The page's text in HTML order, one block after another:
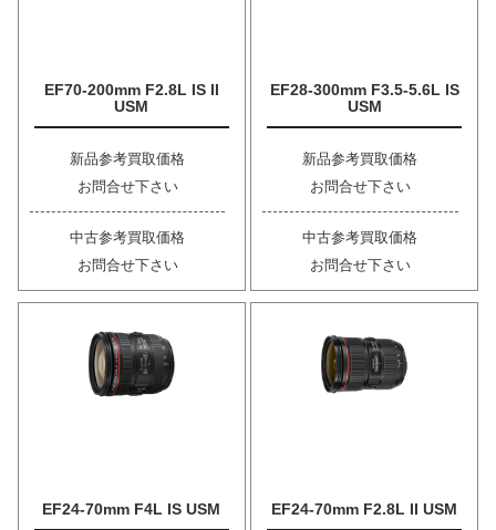
EF70-200mm F2.8L IS II
USM
新品参考買取価格
お問合せ下さい
中古参考買取価格
お問合せ下さい
EF28-300mm F3.5-5.6L IS
USM
新品参考買取価格
お問合せ下さい
中古参考買取価格
お問合せ下さい
EF24-70mm F4L IS USM EF24-70mm F2.8L II USM